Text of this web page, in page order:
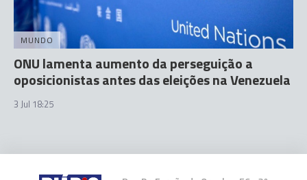
MUNDO
ONU lamenta aumento da perseguição a
oposicionistas antes das eleições na Venezuela
3 Jul 18:25